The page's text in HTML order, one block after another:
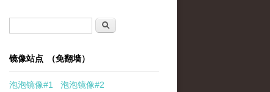
搜索
镜像站点 （免翻墙）
泡泡镜像#1 泡泡镜像#2